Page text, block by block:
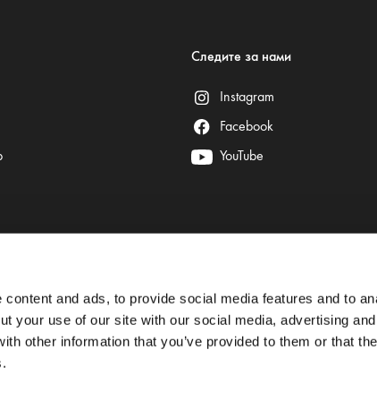
and ads, to provide social media features and to
your use of our site with our social media, advertising
other information that you’ve provided to them or that
Следите за нами
Instagram
Facebook
YouTube